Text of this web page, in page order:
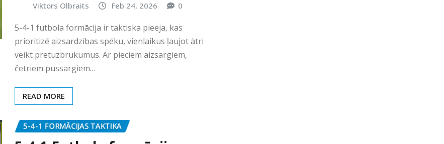
Viktors Olbraits Feb 24, 2026 0
5-4-1 futbola formācija ir taktiska pieeja, kas
prioritizē aizsardzības spēku, vienlaikus ļaujot ātri
veikt pretuzbrukumus. Ar pieciem aizsargiem,
četriem pussargiem…
READ MORE
5-4-1 FORMĀCIJAS TAKTIKA